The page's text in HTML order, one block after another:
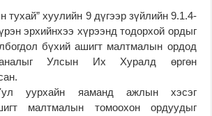
тухай” хуулийн 9 дүгээр зүйлийн 9.1.4-
эрхийнхээ хүрээнд тодорхой ордыг
бүхий ашигт малтмалын ордод
Улсын Их Хуралд өргөн
уурхайн яаманд ажлын хэсэг
малтмалын томоохон ордуудыг